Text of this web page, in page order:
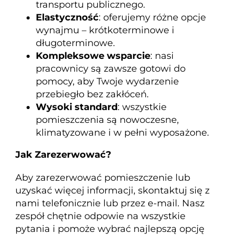
transportu publicznego.
Elastyczność: oferujemy różne opcje
wynajmu – krótkoterminowe i
długoterminowe.
Kompleksowe wsparcie: nasi
pracownicy są zawsze gotowi do
pomocy, aby Twoje wydarzenie
przebiegło bez zakłóceń.
Wysoki standard: wszystkie
pomieszczenia są nowoczesne,
klimatyzowane i w pełni wyposażone.
Jak Zarezerwować?
Aby zarezerwować pomieszczenie lub
uzyskać więcej informacji, skontaktuj się z
nami telefonicznie lub przez e-mail. Nasz
zespół chętnie odpowie na wszystkie
pytania i pomoże wybrać najlepszą opcję